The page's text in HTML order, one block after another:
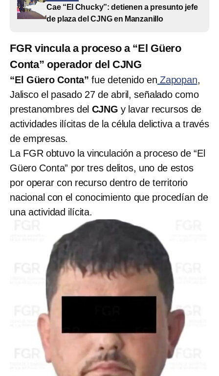
Cae “El Chucky”: detienen a presunto jefe
de plaza del CJNG en Manzanillo
FGR vincula a proceso a “El Güero
Conta” operador del CJNG
“El Güero Conta” fue detenido en Zapopan,
Jalisco el pasado 27 de abril, señalado como
prestanombres del CJNGy lavar recursos de
actividades ilícitas de la célula delictiva a través
de empresas.
La FGR obtuvo la vinculación a proceso de “El
Güero Conta” por tres delitos, uno de estos
por operar con recurso dentro de territorio
nacional con el conocimiento que procedían de
una actividad ilícita.